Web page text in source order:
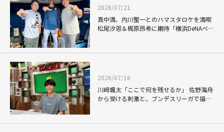
2026/07/21
真中満、内川聖一とのハマスタロケを満喫
松尾汐恩＆梶原昂希に期待「横浜DeNAベイ
2026/07/16
川﨑颯太「ここで何を残せるか」 佐野海舟
から受ける刺激と、ブンデスリーガで描く